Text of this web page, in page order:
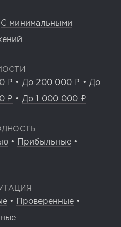
С минимальными
₽ • До 200 000 ₽ • До
₽ • До 1 000 000 ₽
• Прибыльные •
• Проверенные •